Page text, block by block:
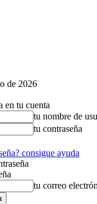
de 2026
en tu cuenta
tu nombre de
tu contraseña
consigue ayuda
tu correo